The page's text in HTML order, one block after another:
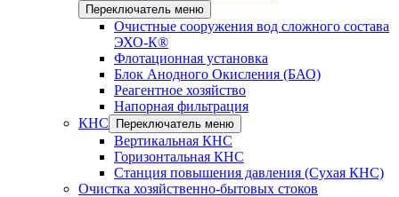
Переключатель меню
Очистные сооружения вод сложного состава
ЭХО-К®
Флотационная установка
Блок Анодного Окисления (БАО)
Реагентное хозяйство
Напорная фильтрация
КНС
Переключатель меню
Вертикальная КНС
Горизонтальная КНС
Станция повышения давления (Сухая КНС)
Очистка хозяйственно-бытовых стоков